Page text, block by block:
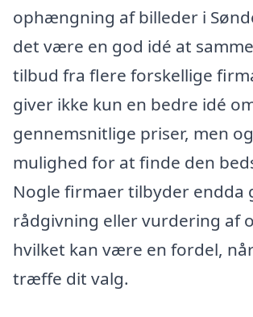
ophængning af billeder i
det være en god idé at
tilbud fra flere forskellige
giver ikke kun en bedre idé
gennemsnitlige priser, men
mulighed for at finde den
Nogle firmaer tilbyder endda
rådgivning eller vurdering af
hvilket kan være en fordel,
træffe dit valg.